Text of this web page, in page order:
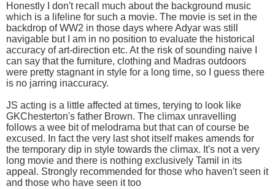
Honestly I don't recall much about the background music
which is a lifeline for such a movie. The movie is set in the
backdrop of WW2 in those days where Adyar was still
navigable but I am in no position to evaluate the historical
accuracy of art-direction etc. At the risk of sounding naive I
can say that the furniture, clothing and Madras outdoors
were pretty stagnant in style for a long time, so I guess there
is no jarring inaccuracy.
JS acting is a little affected at times, terying to look like
GKChesterton's father Brown. The climax unravelling
follows a wee bit of melodrama but that can of course be
excused. In fact the very last shot itself makes amends for
the temporary dip in style towards the climax. It's not a very
long movie and there is nothing exclusively Tamil in its
appeal. Strongly recommended for those who haven't seen it
and those who have seen it too